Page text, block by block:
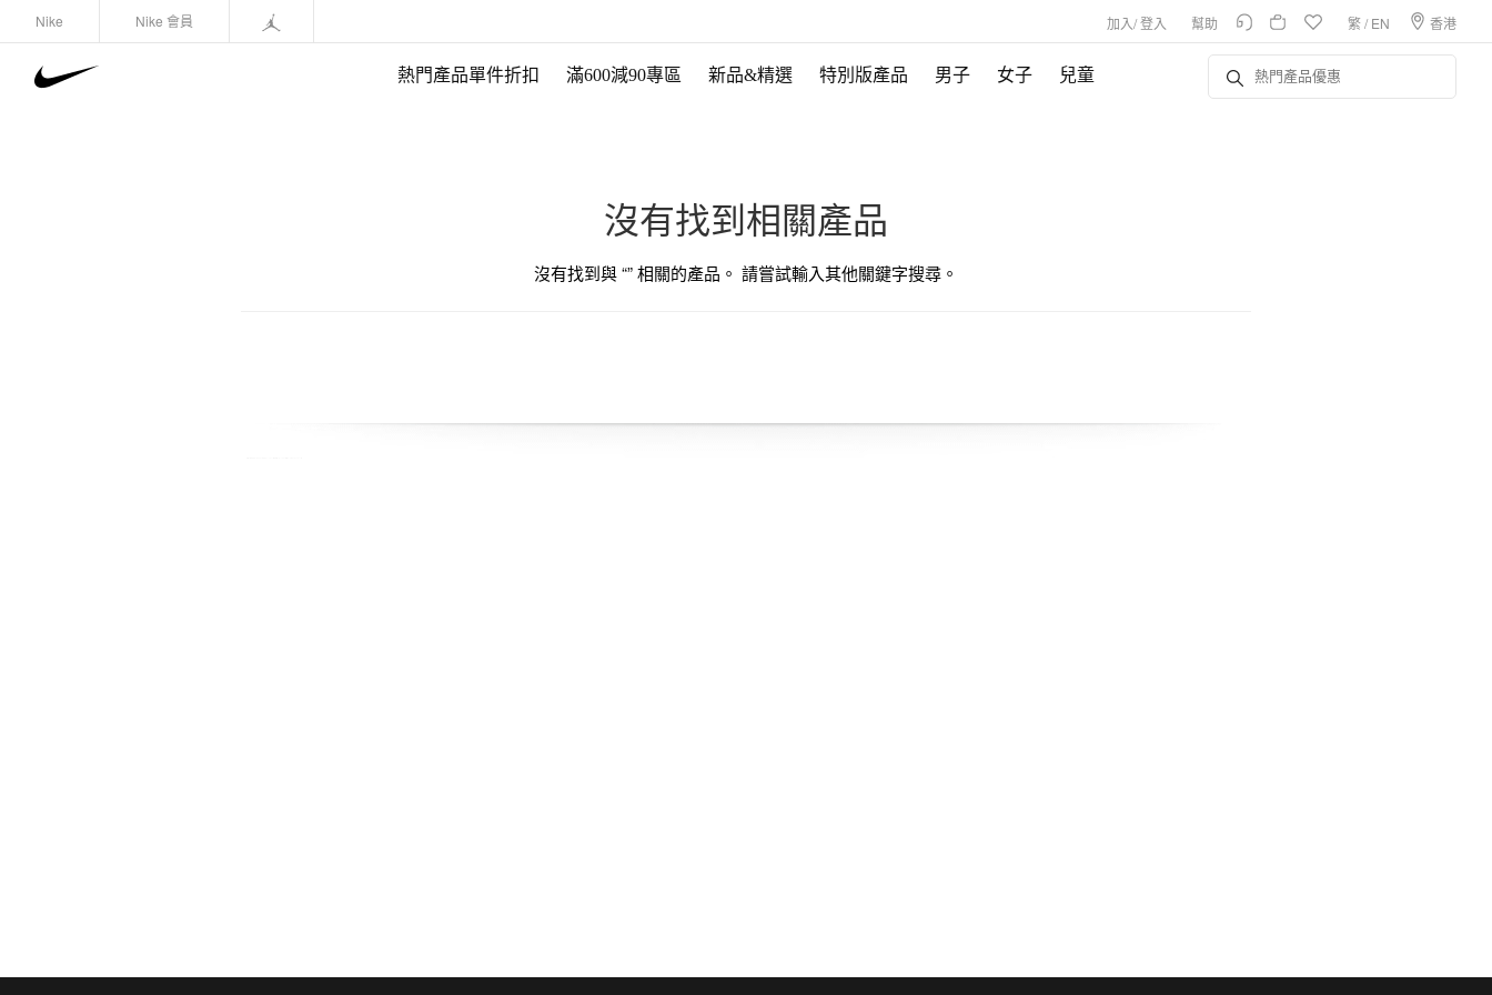
Nike Nike 會員 加入/登入 幫助 繁/ EN 香港
熱門產品單件折扣 滿600減90專區 新品&精選 特別版產品 男子 女子 兒童
沒有找到相關產品
沒有找到與 “” 相關的產品。 請嘗試輸入其他關鍵字搜尋。